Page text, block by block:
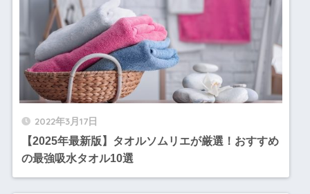
2022年3月17日
【2025年最新版】タオルソムリエが厳選！おすすめ
の最強吸水タオル10選